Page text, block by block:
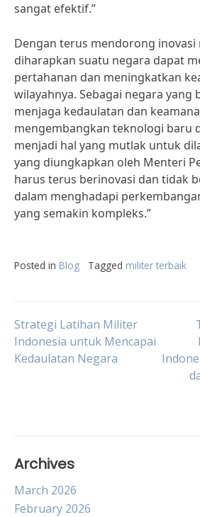
sangat efektif.”
Dengan terus mendorong
diharapkan suatu negara dapat
pertahanan dan meningkatkan
wilayahnya. Sebagai negara
menjaga kedaulatan dan
mengembangkan teknologi baru
menjadi hal yang mutlak untuk
yang diungkapkan oleh Menteri
harus terus berinovasi dan tidak
dalam menghadapi
yang semakin kompleks.”
Posted in Blog Tagged militer terbaik
Post
navigation
Strategi Latihan Militer
Indonesia untuk Mencapai
Kedaulatan Negara
Archives
March 2026
February 2026